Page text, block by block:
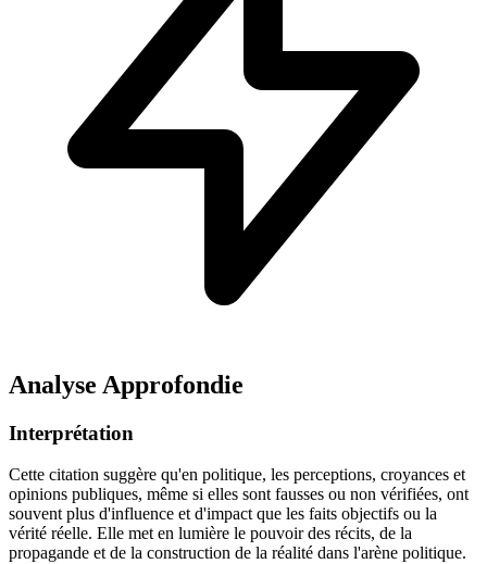
Analyse Approfondie
Interprétation
Cette citation suggère qu'en politique, les perceptions, croyances et
opinions publiques, même si elles sont fausses ou non vérifiées, ont
souvent plus d'influence et d'impact que les faits objectifs ou la
vérité réelle. Elle met en lumière le pouvoir des récits, de la
propagande et de la construction de la réalité dans l'arène politique.